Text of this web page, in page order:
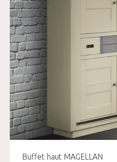
Buffet haut MAGELLAN